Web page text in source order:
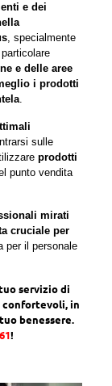
e dei
, specialmente
e delle aree
i prodotti
.
sulle
prodotti
punto vendita
mirati
cruciale per
per il personale
servizio di
confortevoli, in
benessere.
!